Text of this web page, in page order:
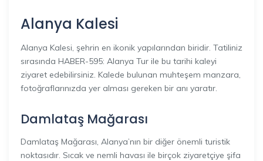
Alanya Kalesi
Alanya Kalesi, şehrin en ikonik yapılarından biridir. Tatiliniz
sırasında HABER-595: Alanya Tur ile bu tarihi kaleyi
ziyaret edebilirsiniz. Kalede bulunan muhteşem manzara,
fotoğraflarınızda yer alması gereken bir anı yaratır.
Damlataş Mağarası
Damlataş Mağarası, Alanya’nın bir diğer önemli turistik
noktasıdır. Sıcak ve nemli havası ile birçok ziyaretçiye şifa